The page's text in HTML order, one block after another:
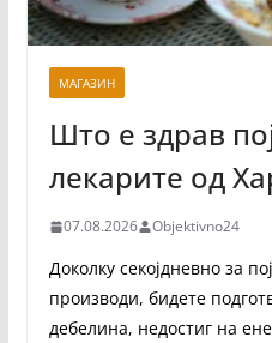
МАГАЗИН
Што е здрав
лекарите од
07.08.2026 Objektivno24
Доколку секојдневно за
производи, бидете
дебелина, недостиг на